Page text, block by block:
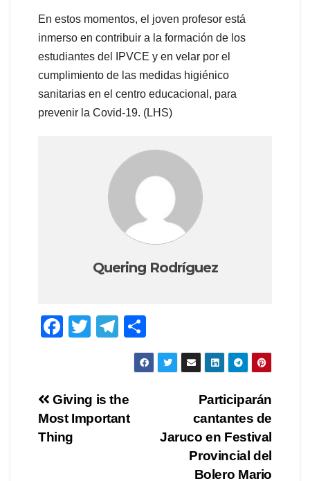
En estos momentos, el joven profesor está
inmerso en contribuir a la formación de los
estudiantes del IPVCE y en velar por el
cumplimiento de las medidas higiénico
sanitarias en el centro educacional, para
prevenir la Covid-19. (LHS)
Quering Rodríguez
F
e
b
o
T
er
T
el
gr
a
o
m
tir
Navegación
de
Participarán
cantantes de
Jaruco en Festival
Provincial del
Bolero Mario
Giving is the
Most Important
Thing